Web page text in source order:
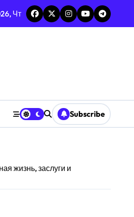
Чт
Subscribe
жизнь, заслуги и